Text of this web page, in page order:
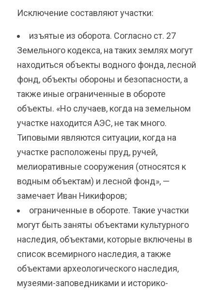
Исключение составляют участки:
изъятые из оборота. Согласно ст. 27
Земельного кодекса, на таких землях могут
находиться объекты водного фонда, лесной
фонд, объекты обороны и безопасности, а
также иные ограниченные в обороте
объекты. «Но случаев, когда на земельном
участке находится АЭС, не так много.
Типовыми являются ситуации, когда на
участке расположены пруд, ручей,
мелиоративные сооружения (относятся к
водным объектам) и лесной фонд», —
замечает Иван Никифоров;
ограниченные в обороте. Такие участки
могут быть заняты объектами культурного
наследия, объектами, которые включены в
список всемирного наследия, а также
объектами археологического наследия,
музеями-заповедниками и историко-